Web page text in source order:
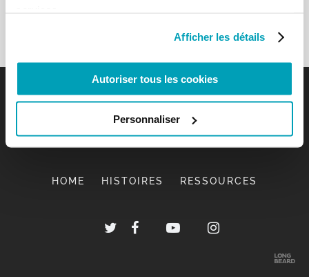
Afficher les détails
Autoriser tous les cookies
Personnaliser
HOME HISTOIRES RESSOURCES